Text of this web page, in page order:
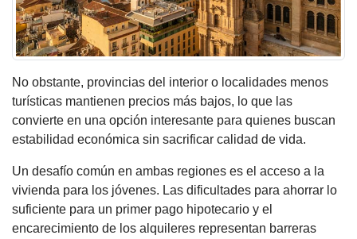
No obstante, provincias del interior o localidades menos
turísticas mantienen precios más bajos, lo que las
convierte en una opción interesante para quienes buscan
estabilidad económica sin sacrificar calidad de vida.
Un desafío común en ambas regiones es el acceso a la
vivienda para los jóvenes. Las dificultades para ahorrar lo
suficiente para un primer pago hipotecario y el
encarecimiento de los alquileres representan barreras